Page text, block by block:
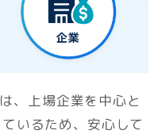
、上場企業を中心と
いるため、安心して